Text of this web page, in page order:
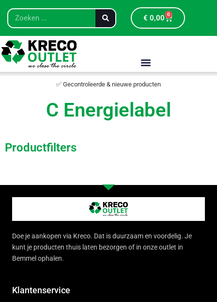
€ 0,00 0
✅ Gecontroleerde & nieuwe producten
C Energielabel
Productfilters
Doe je aankopen via Kreco. Dat is duurzaam en voordelig. Je
kunt je producten thuis laten bezorgen of in onze outlet in
Bemmel ophalen.
Klantenservice